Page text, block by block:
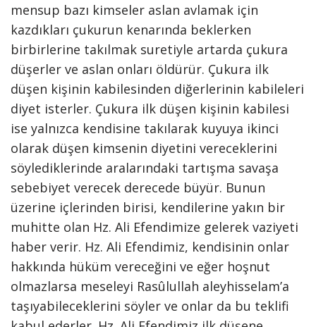
mensup bazı kimseler aslan avlamak için
kazdıkları çukurun kenarında beklerken
birbirlerine takılmak suretiyle artarda çukura
düşerler ve aslan onları öldürür. Çukura ilk
düşen kişinin kabilesinden diğerlerinin kabileleri
diyet isterler. Çukura ilk düşen kişinin kabilesi
ise yalnızca kendisine takılarak kuyuya ikinci
olarak düşen kimsenin diyetini vereceklerini
söylediklerinde aralarındaki tartışma savaşa
sebebiyet verecek derecede büyür. Bunun
üzerine içlerinden birisi, kendilerine yakın bir
muhitte olan Hz. Ali Efendimize gelerek vaziyeti
haber verir. Hz. Ali Efendimiz, kendisinin onlar
hakkında hüküm vereceğini ve eğer hoşnut
olmazlarsa meseleyi Rasûlullah aleyhisselam’a
taşıyabileceklerini söyler ve onlar da bu teklifi